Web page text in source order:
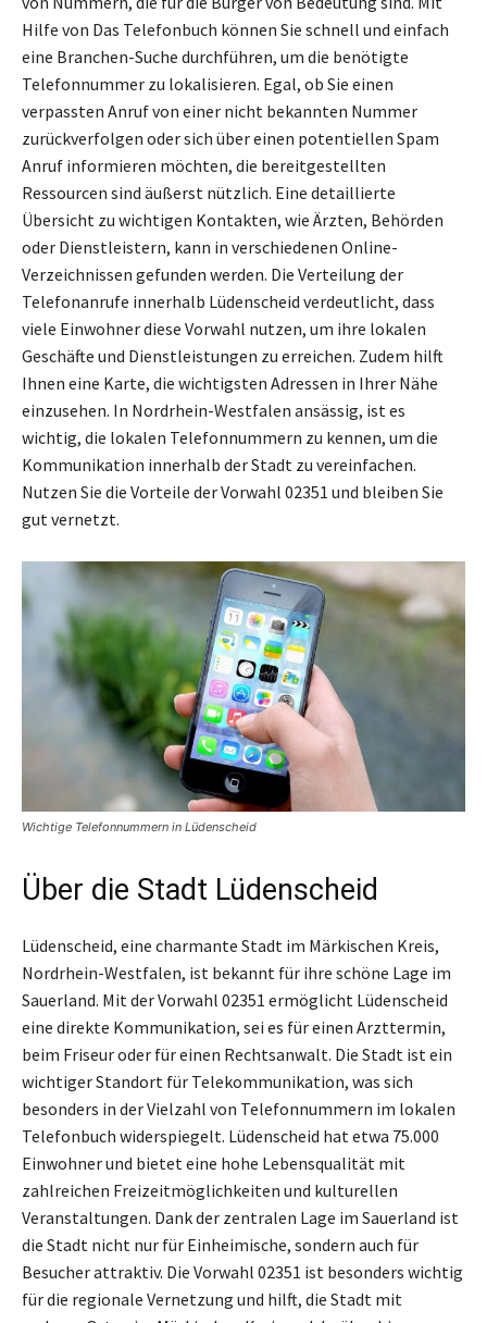
Hilfe von Das Telefonbuch können Sie schnell und einfach
eine Branchen-Suche durchführen, um die benötigte
Telefonnummer zu lokalisieren. Egal, ob Sie einen
verpassten Anruf von einer nicht bekannten Nummer
zurückverfolgen oder sich über einen potentiellen Spam
Anruf informieren möchten, die bereitgestellten
Ressourcen sind äußerst nützlich. Eine detaillierte
Übersicht zu wichtigen Kontakten, wie Ärzten, Behörden
oder Dienstleistern, kann in verschiedenen Online-
Verzeichnissen gefunden werden. Die Verteilung der
Telefonanrufe innerhalb Lüdenscheid verdeutlicht, dass
viele Einwohner diese Vorwahl nutzen, um ihre lokalen
Geschäfte und Dienstleistungen zu erreichen. Zudem hilft
Ihnen eine Karte, die wichtigsten Adressen in Ihrer Nähe
einzusehen. In Nordrhein-Westfalen ansässig, ist es
wichtig, die lokalen Telefonnummern zu kennen, um die
Kommunikation innerhalb der Stadt zu vereinfachen.
Nutzen Sie die Vorteile der Vorwahl 02351 und bleiben Sie
gut vernetzt.
Wichtige Telefonnummern in Lüdenscheid
Über die Stadt Lüdenscheid
Lüdenscheid, eine charmante Stadt im Märkischen Kreis,
Nordrhein-Westfalen, ist bekannt für ihre schöne Lage im
Sauerland. Mit der Vorwahl 02351 ermöglicht Lüdenscheid
eine direkte Kommunikation, sei es für einen Arzttermin,
beim Friseur oder für einen Rechtsanwalt. Die Stadt ist ein
wichtiger Standort für Telekommunikation, was sich
besonders in der Vielzahl von Telefonnummern im lokalen
Telefonbuch widerspiegelt. Lüdenscheid hat etwa 75.000
Einwohner und bietet eine hohe Lebensqualität mit
zahlreichen Freizeitmöglichkeiten und kulturellen
Veranstaltungen. Dank der zentralen Lage im Sauerland ist
die Stadt nicht nur für Einheimische, sondern auch für
Besucher attraktiv. Die Vorwahl 02351 ist besonders wichtig
für die regionale Vernetzung und hilft, die Stadt mit